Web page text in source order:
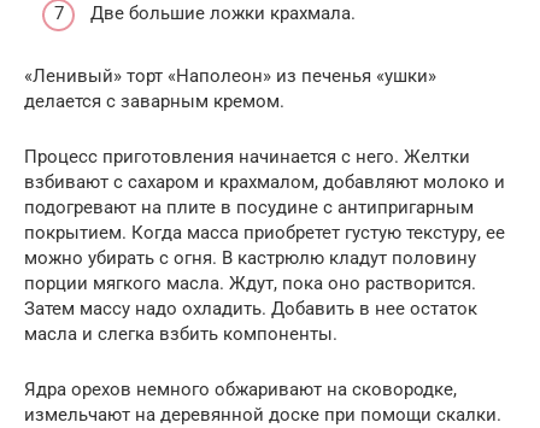
Две большие ложки крахмала.
«Ленивый» торт «Наполеон» из печенья «ушки»
делается с заварным кремом.
Процесс приготовления начинается с него. Желтки
взбивают с сахаром и крахмалом, добавляют молоко и
подогревают на плите в посудине с антипригарным
покрытием. Когда масса приобретет густую текстуру, ее
можно убирать с огня. В кастрюлю кладут половину
порции мягкого масла. Ждут, пока оно растворится.
Затем массу надо охладить. Добавить в нее остаток
масла и слегка взбить компоненты.
Ядра орехов немного обжаривают на сковородке,
измельчают на деревянной доске при помощи скалки.